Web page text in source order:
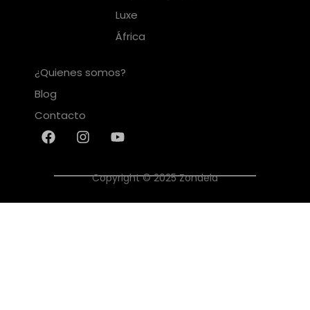
Luxe
África
¿Quienes somos?
Blog
Contacto
Copyright © 2025 Zondela